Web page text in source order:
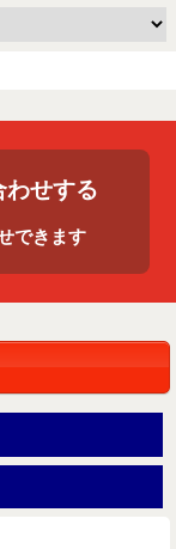
せする
できます